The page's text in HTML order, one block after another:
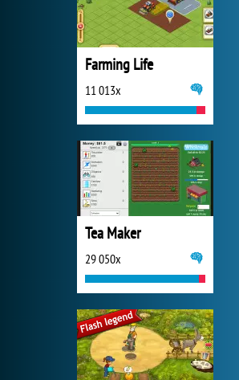
Farming Life
11 013x
Tea Maker
29 050x